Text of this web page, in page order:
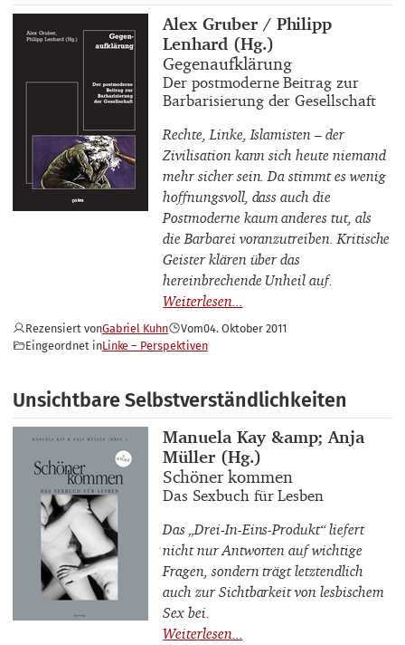
Buchautor_innen
Alex Gruber / Philipp
Lenhard (Hg.)
Buchtitel
Gegenaufklärung
Buchuntertitel
Der postmoderne Beitrag zur
Barbarisierung der Gesellschaft
Rechte, Linke, Islamisten – der
Zivilisation kann sich heute niemand
mehr sicher sein. Da stimmt es wenig
hoffnungsvoll, dass auch die
Postmoderne kaum anderes tut, als
die Barbarei voranzutreiben. Kritische
Geister klären über das
hereinbrechende Unheil auf.
Rezensiert vonGabriel Kuhn Vom04. Oktober 2011
Eingeordnet inLinke – Perspektiven
Unsichtbare Selbstverständlichkeiten
Buchautor_innen
Manuela Kay &amp; Anja
Müller (Hg.)
Buchtitel
Schöner kommen
Buchuntertitel
Das Sexbuch für Lesben
Das „Drei-In-Eins-Produkt“ liefert
nicht nur Antworten auf wichtige
Fragen, sondern trägt letztendlich
auch zur Sichtbarkeit von lesbischem
Sex bei.